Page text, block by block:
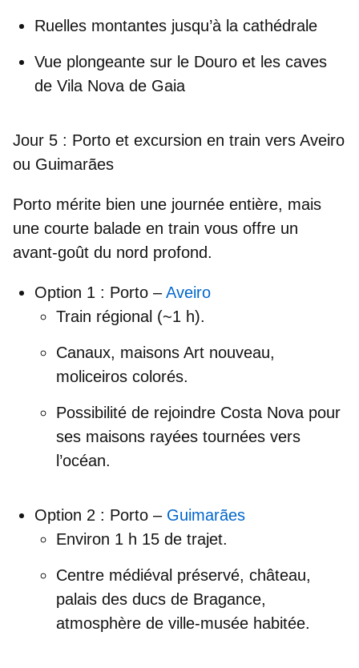
Ruelles montantes jusqu’à la cathédrale
Vue plongeante sur le Douro et les caves
de Vila Nova de Gaia
Jour 5 : Porto et excursion en train vers Aveiro
ou Guimarães
Porto mérite bien une journée entière, mais
une courte balade en train vous offre un
avant-goût du nord profond.
Option 1 : Porto –Aveiro
Train régional (~1 h).
Canaux, maisons Art nouveau,
moliceiros colorés.
Possibilité de rejoindre Costa Nova pour
ses maisons rayées tournées vers
l’océan.
Option 2 : Porto – Guimarães
Environ 1 h 15 de trajet.
Centre médiéval préservé, château,
palais des ducs de Bragance,
atmosphère de ville-musée habitée.